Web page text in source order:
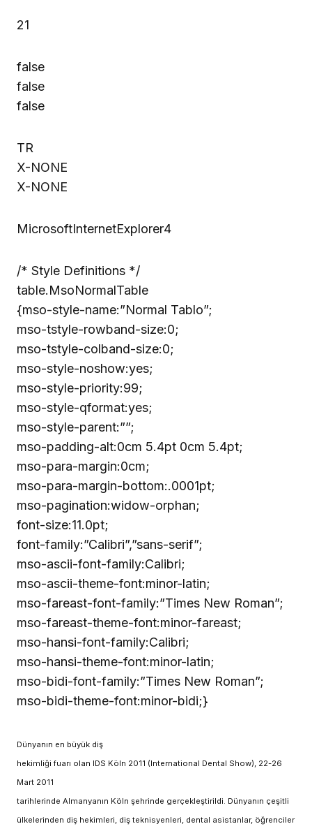
21
false
false
false
TR
X-NONE
X-NONE
MicrosoftInternetExplorer4
/* Style Definitions */
table.MsoNormalTable
{mso-style-name:”Normal Tablo”;
mso-tstyle-rowband-size:0;
mso-tstyle-colband-size:0;
mso-style-noshow:yes;
mso-style-priority:99;
mso-style-qformat:yes;
mso-style-parent:””;
mso-padding-alt:0cm 5.4pt 0cm 5.4pt;
mso-para-margin:0cm;
mso-para-margin-bottom:.0001pt;
mso-pagination:widow-orphan;
font-size:11.0pt;
font-family:”Calibri”,”sans-serif”;
mso-ascii-font-family:Calibri;
mso-ascii-theme-font:minor-latin;
mso-fareast-font-family:”Times New Roman”;
mso-fareast-theme-font:minor-fareast;
mso-hansi-font-family:Calibri;
mso-hansi-theme-font:minor-latin;
mso-bidi-font-family:”Times New Roman”;
mso-bidi-theme-font:minor-bidi;}
Dünyanın en büyük diş
hekimliği fuarı olan IDS Köln 2011 (International Dental Show), 22-26
Mart 2011
tarihlerinde Almanyanın Köln şehrinde gerçekleştirildi. Dünyanın çeşitli
ülkelerinden diş hekimleri, diş teknisyenleri, dental asistanlar, öğrenciler